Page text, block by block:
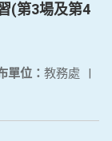
(第3場及第4
單位： 教務處 |